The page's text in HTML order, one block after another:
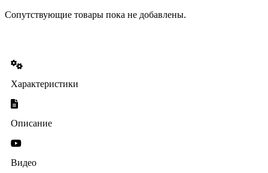
Сопутствующие товары пока не добавлены.
Характеристики
Описание
Видео